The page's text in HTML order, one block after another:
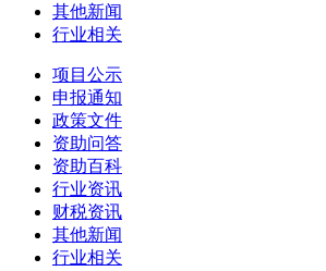
其他新闻
行业相关
项目公示
申报通知
政策文件
资助问答
资助百科
行业资讯
财税资讯
其他新闻
行业相关